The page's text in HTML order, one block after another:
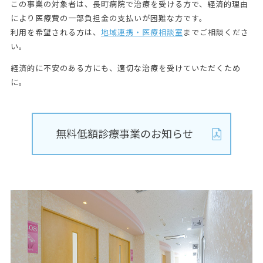
この事業の対象者は、長町病院で治療を受ける方で、経済的理由
により医療費の一部負担金の支払いが困難な方です。
利用を希望される方は、 地域連携・医療相談室までご相談くださ
い。
経済的に不安のある方にも、適切な治療を受けていただくため
に。
無料低額診療事業のお知らせ